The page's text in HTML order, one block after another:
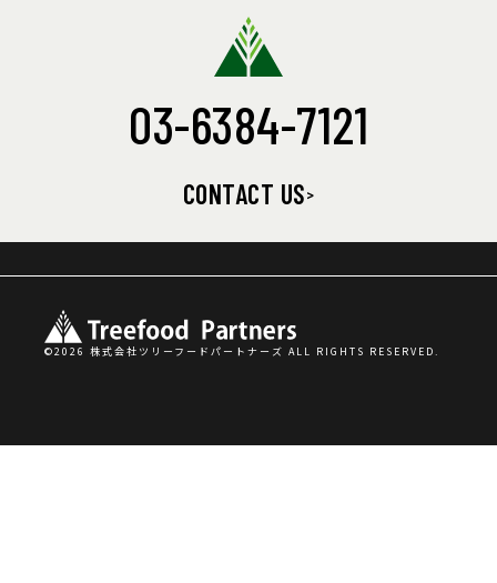
03-6384-7121
CONTACT US
©2026 株式会社ツリーフードパートナーズ ALL RIGHTS RESERVED.